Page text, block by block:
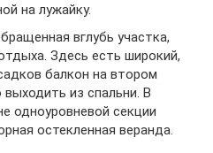
на лужайку.
вглубь участка,
Здесь есть широкий,
балкон на втором
из спальни. В
одноуровневой секции
остекленная веранда.